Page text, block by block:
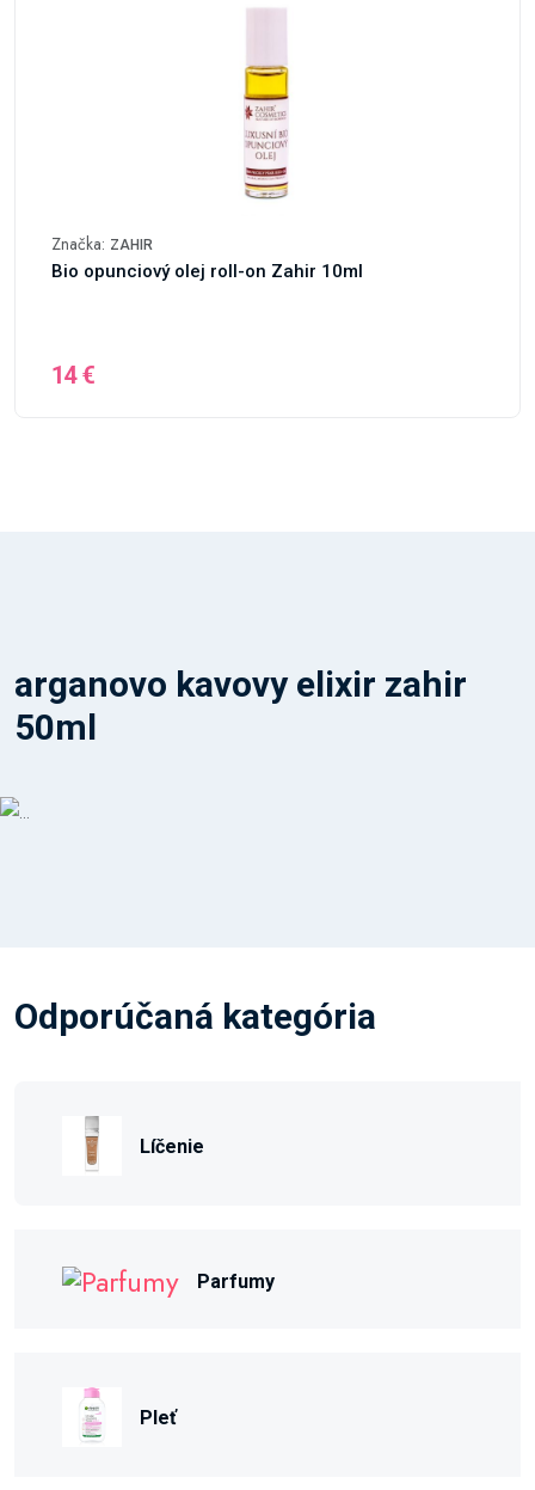
Značka: ZAHIR
Bio opunciový olej roll-on Zahir 10ml
14 €
arganovo kavovy elixir zahir
50ml
Odporúčaná kategória
Líčenie
Parfumy
Pleť